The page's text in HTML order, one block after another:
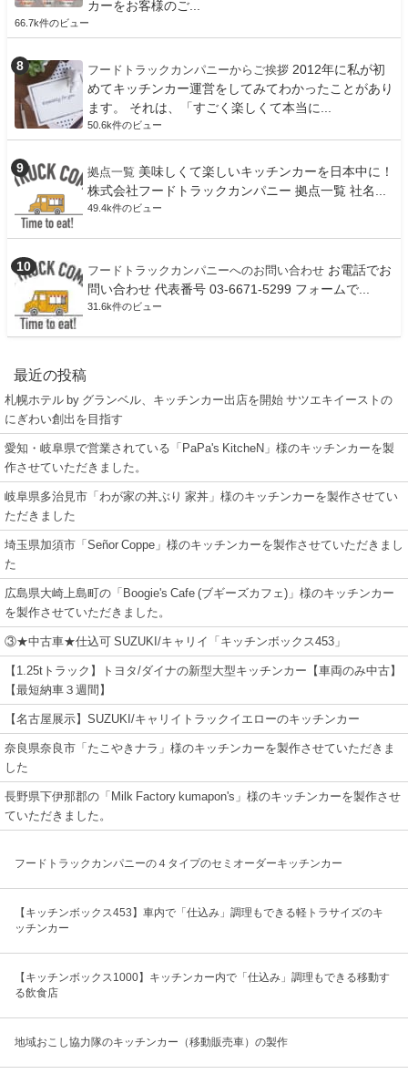
カーをお客様のご...
66.7k件のビュー
フードトラックカンパニーからご挨拶 2012年に私が初
めてキッチンカー運営をしてみてわかったことがあり
ます。 それは、「すごく楽しくて本当に...
50.6k件のビュー
拠点一覧 美味しくて楽しいキッチンカーを日本中に！
株式会社フードトラックカンパニー 拠点一覧 社名...
49.4k件のビュー
フードトラックカンパニーへのお問い合わせ お電話でお
問い合わせ 代表番号 03-6671-5299 フォームで...
31.6k件のビュー
最近の投稿
札幌ホテル by グランベル、キッチンカー出店を開始 サツエキイーストの
にぎわい創出を目指す
愛知・岐阜県で営業されている「PaPa's KitcheN」様のキッチンカーを製
作させていただきました。
岐阜県多治見市「わが家の丼ぶり 家丼」様のキッチンカーを製作させてい
ただきました
埼玉県加須市「Señor Coppe」様のキッチンカーを製作させていただきまし
た
広島県大崎上島町の「Boogie's Cafe (ブギーズカフェ)」様のキッチンカー
を製作させていただきました。
③★中古車★仕込可 SUZUKI/キャリイ「キッチンボックス453」
【1.25tトラック】トヨタ/ダイナの新型大型キッチンカー【車両のみ中古】
【最短納車３週間】
【名古屋展示】SUZUKI/キャリイトラックイエローのキッチンカー
奈良県奈良市「たこやきナラ」様のキッチンカーを製作させていただきま
した
長野県下伊那郡の「Milk Factory kumapon's」様のキッチンカーを製作させ
ていただきました。
フードトラックカンパニーの４タイプのセミオーダーキッチンカー
【キッチンボックス453】車内で「仕込み」調理もできる軽トラサイズのキ
ッチンカー
【キッチンボックス1000】キッチンカー内で「仕込み」調理もできる移動す
る飲食店
地域おこし協力隊のキッチンカー（移動販売車）の製作